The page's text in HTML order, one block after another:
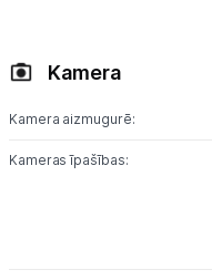
Kamera
Kamera aizmugurē:
Kameras īpašības: